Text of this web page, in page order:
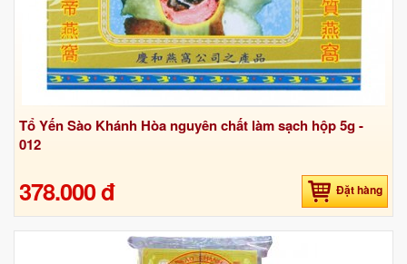
Tổ Yến Sào Khánh Hòa nguyên chất làm sạch hộp 5g -
012
378.000 đ Đặt hàng